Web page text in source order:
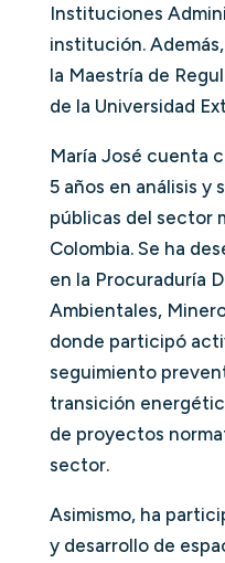
Instituciones
institución.
la Maestría de
de la Universidad
María José cuenta
5 años en análisis y
públicas del sector
Colombia. Se ha
en la Procuraduría
Ambientales,
donde participó
seguimiento
transición
de proyectos
sector.
Asimismo, ha
y desarrollo de